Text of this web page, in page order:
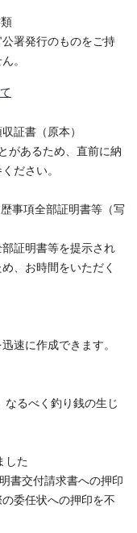
署発行のものをご持
。
証書（原本）
があるため、直前に納
ださい。
事項全部証明書等（写
証明書等を提示され
、お時間をいただく
速に作成できます。
るべく釣り銭の生じ
した
書交付請求書への押印
委任状への押印を不